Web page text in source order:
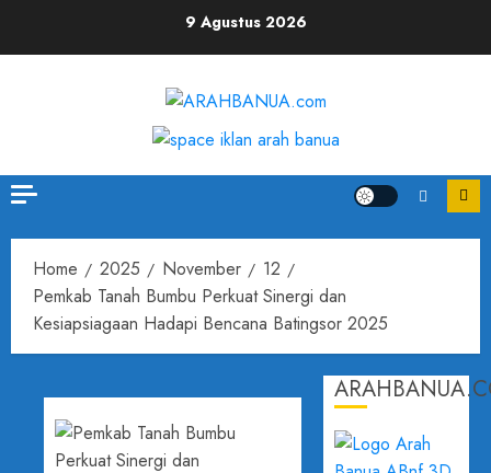
9 Agustus 2026
Home 2025 November
12
Pemkab Tanah Bumbu Perkuat Sinergi dan
Kesiapsiagaan Hadapi Bencana Batingsor 2025